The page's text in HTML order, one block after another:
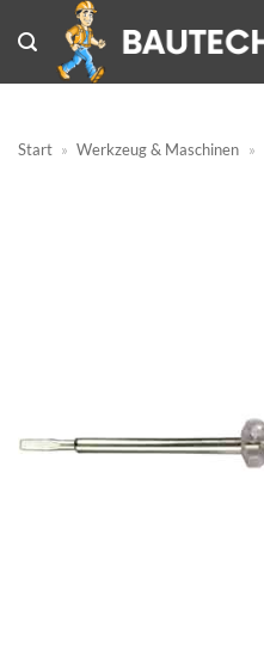
Inhalt
springen
Start » Werkzeug & Maschinen »